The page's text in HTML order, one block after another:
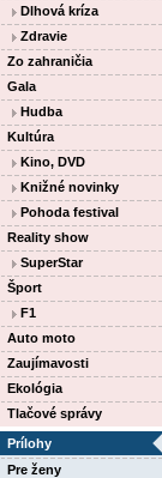
Dlhová kríza
Zdravie
Zo zahraničia
Gala
Hudba
Kultúra
Kino, DVD
Knižné novinky
Pohoda festival
Reality show
SuperStar
Šport
F1
Auto moto
Zaujímavosti
Ekológia
Tlačové správy
Prílohy
Pre ženy